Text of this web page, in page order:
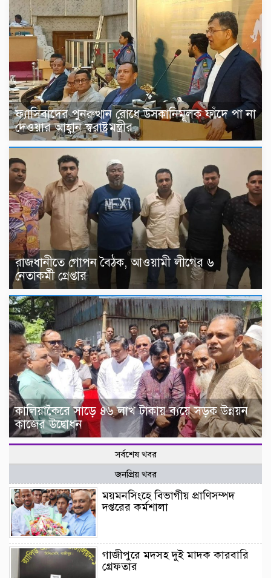
ফ্যাসিবাদের পুনরুত্থান রোধে উসকানিমূলক ফাঁদে পা না
দেওয়ার আহ্বান স্বরাষ্ট্রমন্ত্রীর
রাজধানীতে গোপন বৈঠক, আওয়ামী লীগের ৬
নেতাকর্মী গ্রেপ্তার
কালিয়াকৈরে সাড়ে ৪৬ লাখ টাকায় ব্যয়ে সড়ক উন্নয়ন
কাজের উদ্বোধন
সর্বশেষ খবর
জনপ্রিয় খবর
ময়মনসিংহে বিভাগীয় প্রাণিসম্পদ
দপ্তরের কর্মশালা
গাজীপুরে মদসহ দুই মাদক কারবারি
গ্রেফতার